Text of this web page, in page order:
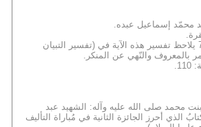
(3) سورة التّوبة، الآية: 71 يلاحظ تفسير هذه الآية في (تفسير التبيان
بالمعروف والنّهي عن المنكر.
محمد صلى الله عليه وآله: الشهيد عبد
الذي أحرز الجائزة الثانية في مُباراة التأليف